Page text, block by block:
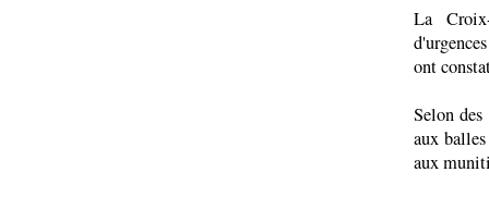
La
ont
Selon
aux
aux